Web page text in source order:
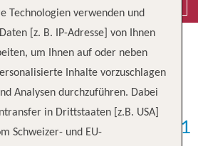
Coasts – Venice to
Voyager 2025-10-31
Technologien verwenden und
[z. B. IP-Adresse] von Ihnen
um Ihnen auf oder neben
Inhalte vorzuschlagen
Analysen durchzuführen. Dabei
in Drittstaaten [z.B. USA]
Schweizer- und EU-